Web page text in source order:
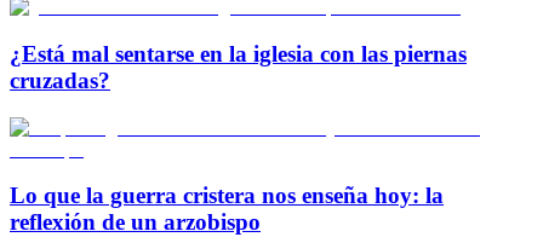
¿Está mal sentarse en la iglesia con las piernas
cruzadas?
Lo que la guerra cristera nos enseña hoy: la
reflexión de un arzobispo